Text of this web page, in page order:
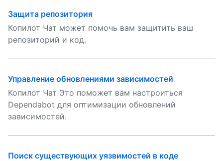
Защита репозитория
Копилот Чат может помочь вам защитить ваш
репозиторий и код.
Управление обновлениями зависимостей
Копилот Чат Это поможет вам настроиться
Dependabot для оптимизации обновлений
зависимостей.
Поиск существующих уязвимостей в коде